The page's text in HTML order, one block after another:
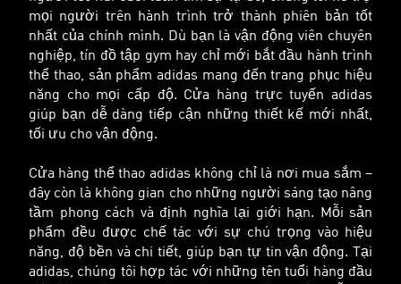
mọi người trên hành trình trở thành phiên bản tốt
nhất của chính mình. Dù bạn là vận động viên chuyên
nghiệp, tín đồ tập gym hay chỉ mới bắt đầu hành trình
thể thao, sản phẩm adidas mang đến trang phục hiệu
năng cho mọi cấp độ. Cửa hàng trực tuyến adidas
giúp bạn dễ dàng tiếp cận những thiết kế mới nhất,
tối ưu cho vận động.
Cửa hàng thể thao adidas không chỉ là nơi mua sắm –
đây còn là không gian cho những người sáng tạo nâng
tầm phong cách và định nghĩa lại giới hạn. Mỗi sản
phẩm đều được chế tác với sự chú trọng vào hiệu
năng, độ bền và chi tiết, giúp bạn tự tin vận động. Tại
adidas, chúng tôi hợp tác với những tên tuổi hàng đầu